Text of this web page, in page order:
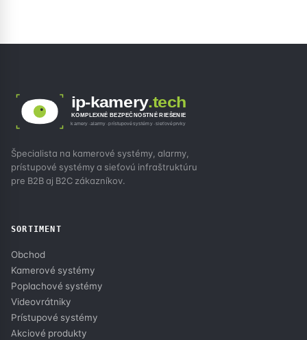
ip-kamery.tech
KOMPLEXNÉ BEZPEČNOSTNÉ RIEŠENIE
kamery · alarmy · prístupové systémy · sieťové prvky
Špecialista na kamerové systémy, alarmy,
prístupové systémy a sieťovú infraštruktúru
pre B2B aj B2C zákazníkov.
SORTIMENT
Obchod
Kamerové systémy
Poplachové systémy
Videovrátniky
Prístupové systémy
Akciové produkty